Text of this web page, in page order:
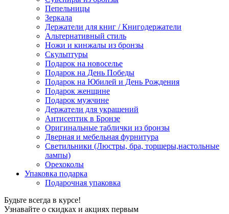
Пепельницы
Зеркала
Держатели для книг / Книгодержатели
Альтернативный стиль
Ножи и кинжалы из бронзы
Скульптуры
Подарок на новоселье
Подарок на День Победы
Подарок на Юбилей и День Рождения
Подарок женщине
Подарок мужчине
Держатели для украшений
Антисептик в Бронзе
Оригинальные таблички из бронзы
Дверная и мебельная фурнитура
Светильники (Люстры, бра, торшеры,настольные
лампы)
Орехоколы
Упаковка подарка
Подарочная упаковка
Будьте всегда в курсе!
Узнавайте о скидках и акциях первым